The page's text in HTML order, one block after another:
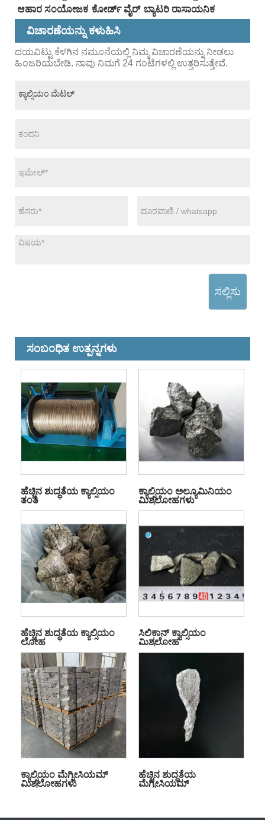
ಆಹಾರ ಸಂಯೋಜಕ ಕೋರ್ಡ್ ವೈರ್ ಬ್ಯಾಟರಿ ರಾಸಾಯನಿಕ
ವಿಚಾರಣೆಯನ್ನು ಕಳುಹಿಸಿ
ದಯವಿಟ್ಟು ಕೆಳಗಿನ ನಮೂನೆಯಲ್ಲಿ ನಿಮ್ಮ ವಿಚಾರಣೆಯನ್ನು ನೀಡಲು
ಹಿಂಜರಿಯಬೇಡಿ. ನಾವು ನಿಮಗೆ 24 ಗಂಟೆಗಳಲ್ಲಿ ಉತ್ತರಿಸುತ್ತೇವೆ.
ಸಲ್ಲಿಸು
ಸಂಬಂಧಿತ ಉತ್ಪನ್ನಗಳು
ಹೆಚ್ಚಿನ ಶುದ್ಧತೆಯ ಕ್ಯಾಲ್ಸಿಯಂ
ತಂತಿ
ಕ್ಯಾಲ್ಸಿಯಂ ಅಲ್ಯೂಮಿನಿಯಂ
ಮಿಶ್ರಲೋಹಗಳು
ಹೆಚ್ಚಿನ ಶುದ್ಧತೆಯ ಕ್ಯಾಲ್ಸಿಯಂ
ಲೋಹ
ಸಿಲಿಕಾನ್ ಕ್ಯಾಲ್ಸಿಯಂ
ಮಿಶ್ರಲೋಹ
ಕ್ಯಾಲ್ಸಿಯಂ ಮೆಗ್ನೀಸಿಯಮ್
ಮಿಶ್ರಲೋಹಗಳು
ಹೆಚ್ಚಿನ ಶುದ್ಧತೆಯ
ಮೆಗ್ನೀಸಿಯಮ್